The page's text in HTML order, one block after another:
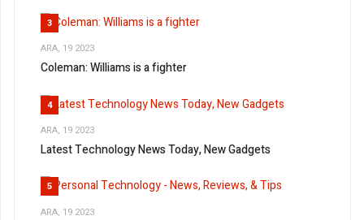
3
ARA, 19 2023
Coleman: Williams is a fighter
4
ARA, 19 2023
Latest Technology News Today, New Gadgets
5
ARA, 19 2023